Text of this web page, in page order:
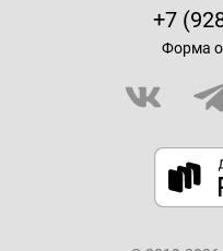
+7
Форма